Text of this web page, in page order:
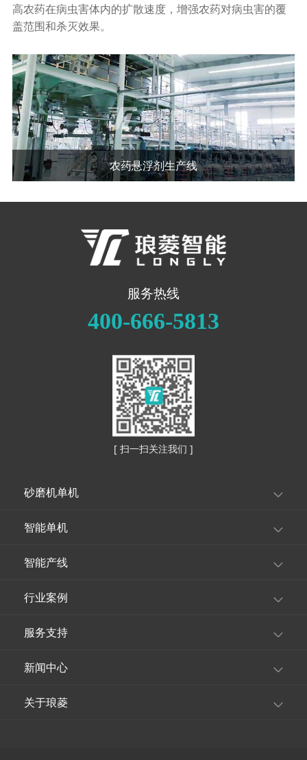
高农药在病虫害体内的扩散速度，增强农药对病虫害的覆
盖范围和杀灭效果。
农药悬浮剂生产线
服务热线
400-666-5813
[ 扫一扫关注我们 ]
砂磨机单机
智能单机
智能产线
行业案例
服务支持
新闻中心
关于琅菱